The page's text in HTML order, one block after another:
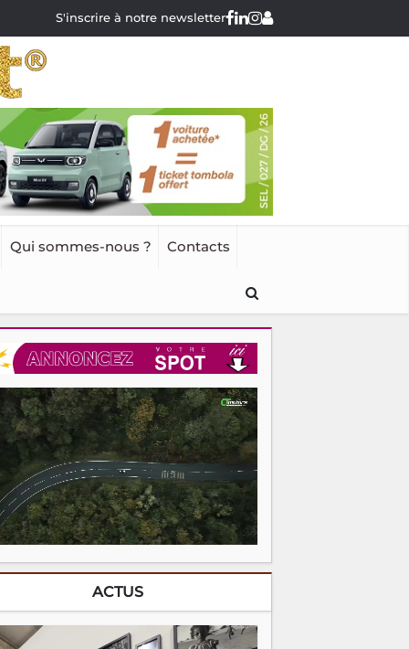
S'inscrire à notre newsletter
Qui sommes-nous ? Contacts
ACTUS